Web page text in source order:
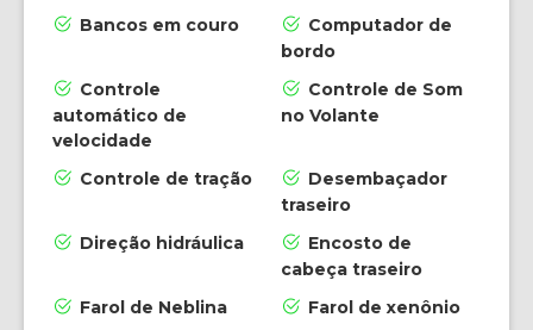
Bancos em couro
Computador de
bordo
Controle
automático de
velocidade
Controle de Som
no Volante
Controle de tração
Desembaçador
traseiro
Direção hidráulica
Encosto de
cabeça traseiro
Farol de Neblina
Farol de xenônio